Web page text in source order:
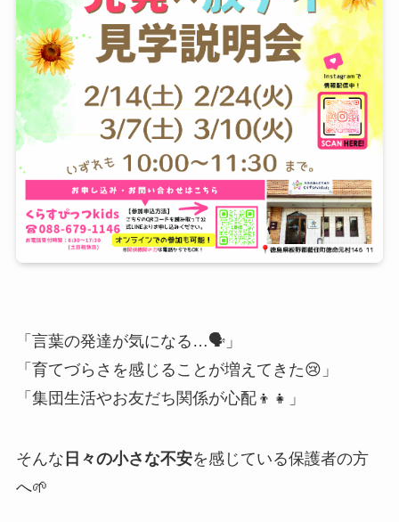
「言葉の発達が気になる…🗣️」
「育てづらさを感じることが増えてきた😢」
「集団生活やお友だち関係が心配👦👧」
そんな 日々の小さな不安を感じている保護者の方
へ🌱